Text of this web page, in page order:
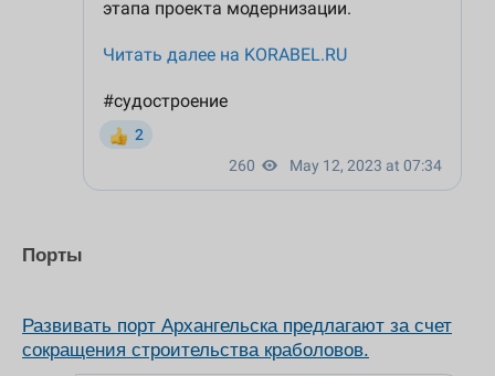
Порты
Развивать порт Архангельска предлагают за счет
сокращения строительства краболовов.